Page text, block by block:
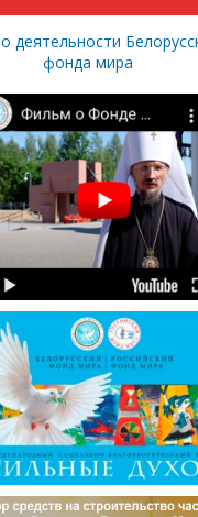
деятельности
фонда мира